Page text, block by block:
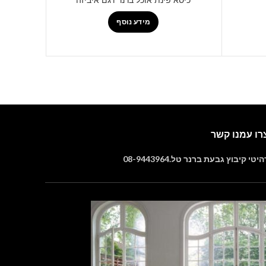
מידע נוסף
עמנו קשר
קיבוץ גבעת ברנר טל.08-9443964